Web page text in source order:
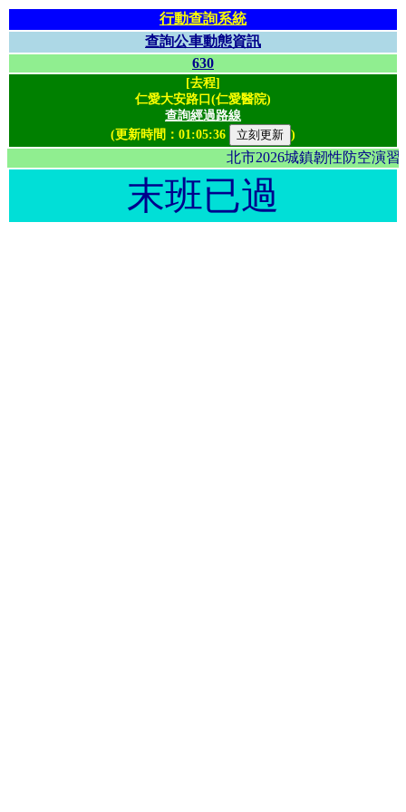
行動查詢系統
查詢公車動態資訊
630
[去程]
仁愛大安路口(仁愛醫院)
查詢經過路線
(更新時間： 01:05:36 )
北市2026城鎮韌性防空
末班已過